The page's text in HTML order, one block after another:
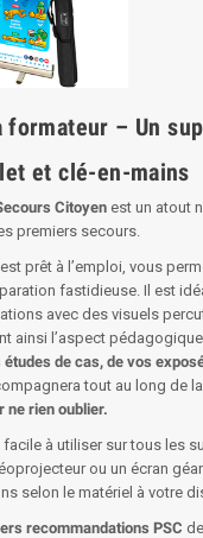
formateur – Un
et clé-en-mains
Citoyen est un atout
premiers secours.
prêt à l’emploi, vous
fastidieuse. Il est
avec des visuels
ainsi l’aspect
études de cas, de vos
tout au long de
ne rien oublier.
facile à utiliser sur tous les
ou un écran
selon le matériel à votre
recommandations PSC